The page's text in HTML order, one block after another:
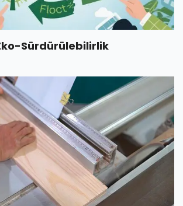
Sürdürülebilirlik